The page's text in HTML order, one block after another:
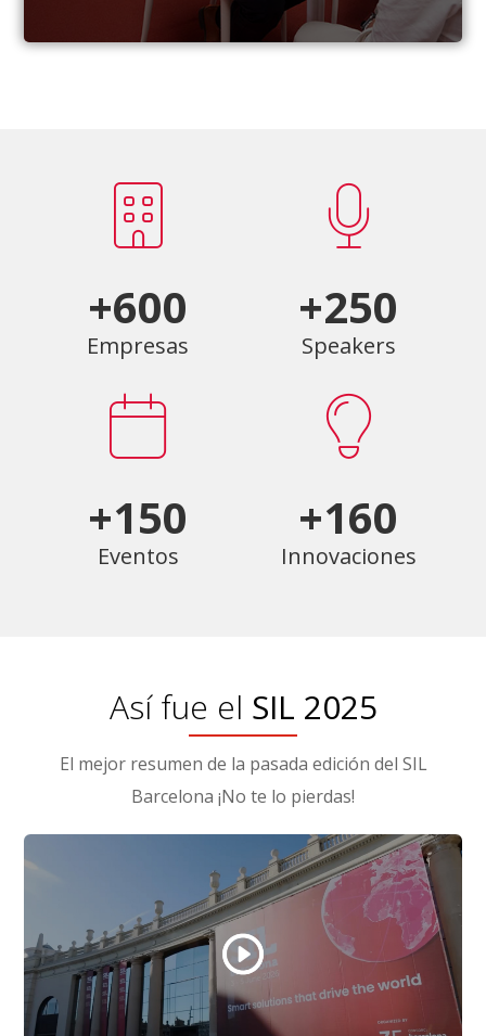
+600
Empresas
+250
Speakers
+150
Eventos
+160
Innovaciones
Así fue el SIL 2025
El mejor resumen de la pasada edición del SIL
Barcelona ¡No te lo pierdas!